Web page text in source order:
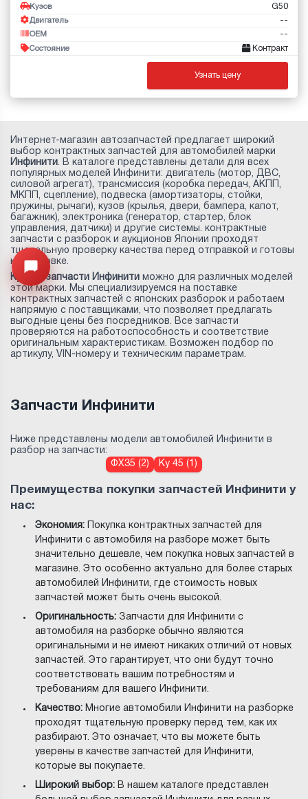
Кузов G50
Двигатель --
OEM --
Состояние Контракт
Узнать цену
Открыть меню
Интернет-магазин автозапчастей предлагает широкий
выбор контрактных запчастей для автомобилей марки
Инфинити. В каталоге представлены детали для всех
популярных моделей Инфинити: двигатель (мотор, ДВС,
силовой агрегат), трансмиссия (коробка передач, АКПП,
МКПП, сцепление), подвеска (амортизаторы, стойки,
пружины, рычаги), кузов (крылья, двери, бампера, капот,
багажник), электроника (генератор, стартер, блок
управления, датчики) и другие системы. контрактные
запчасти с разборок и аукционов Японии проходят
тщательную проверку качества перед отправкой и готовы
к установке.
Купить запчасти Инфинити можно для различных моделей
этой марки. Мы специализируемся на поставке
контрактных запчастей с японских разборок и работаем
напрямую с поставщиками, что позволяет предлагать
выгодные цены без посредников. Все запчасти
проверяются на работоспособность и соответствие
оригинальным характеристикам. Возможен подбор по
артикулу, VIN-номеру и техническим параметрам.
Запчасти Инфинити
Ниже представлены модели автомобилей Инфинити в
разбор на запчасти:
ФХ35 (2)
Ку 45 (1)
Преимущества покупки запчастей Инфинити у
нас:
Экономия: Покупка контрактных запчастей для
Инфинити с автомобиля на разборе может быть
значительно дешевле, чем покупка новых запчастей в
магазине. Это особенно актуально для более старых
автомобилей Инфинити, где стоимость новых
запчастей может быть очень высокой.
Оригинальность: Запчасти для Инфинити с
автомобиля на разборке обычно являются
оригинальными и не имеют никаких отличий от новых
запчастей. Это гарантирует, что они будут точно
соответствовать вашим потребностям и
требованиям для вашего Инфинити.
Качество: Многие автомобили Инфинити на разборке
проходят тщательную проверку перед тем, как их
разбирают. Это означает, что вы можете быть
уверены в качестве запчастей для Инфинити,
которые вы покупаете.
Широкий выбор: В нашем каталоге представлен